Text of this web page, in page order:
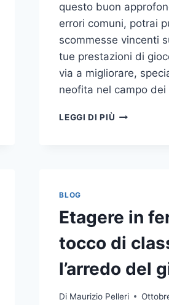
questo buon
errori comuni, potrai
scommesse vincenti
tue prestazioni di
via a migliorare,
neofita nel campo
LEGGI DI PIÙ GLI
ONLINE
BLOG
Etagere in
tocco di
l’arredo del
Di Maurizio Pelleri